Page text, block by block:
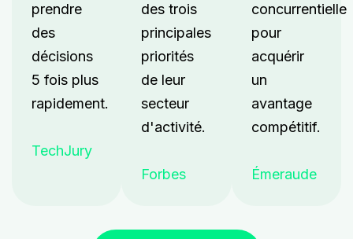
prendre
des
décisions
5 fois plus
rapidement.
TechJury
des trois
principales
priorités
de leur
secteur
d'activité.
Forbes
concurrentielle
pour
acquérir
un
avantage
compétitif.
Émeraude